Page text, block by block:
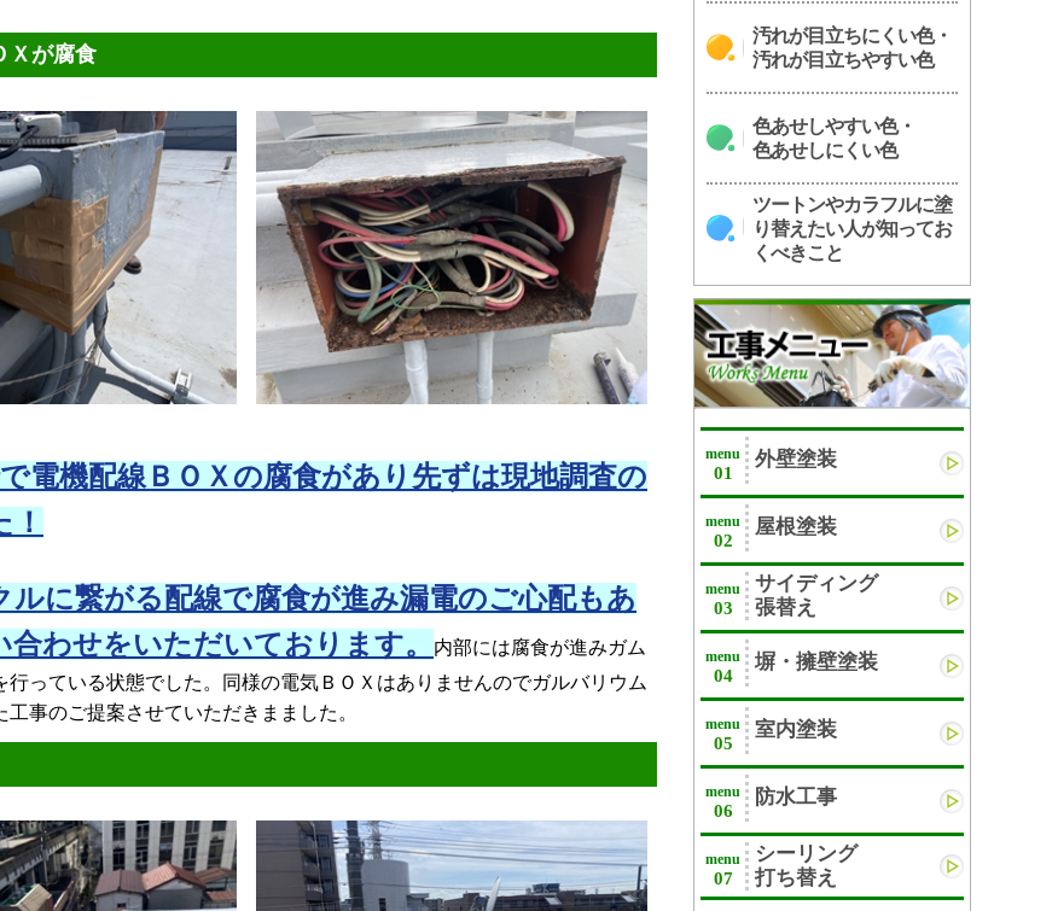
Ｘが腐食
電機配線ＢＯＸの腐食があり先ずは現地調査の
に繋がる配線で腐食が進み漏電のご心配もあ
合わせをいただいております。
内部には腐食が進みガム
行っている状態でした。同様の電気ＢＯＸはありませんのでガルバリウム
事のご提案させていただきまました。
汚れが目立ちにくい色・
汚れが目立ちやすい色
色あせしやすい色・
色あせしにくい色
ツートンやカラフルに塗
り替えたい人が知ってお
くべきこと
menu
01
外壁塗装
menu
02
屋根塗装
menu
03
サイディング
張替え
menu
04
塀・擁壁塗装
menu
05
室内塗装
menu
06
防水工事
menu
07
シーリング
打ち替え